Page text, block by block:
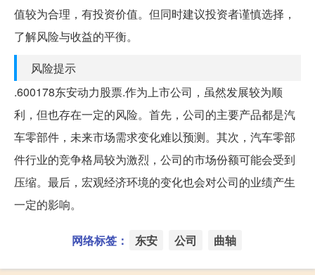
值较为合理，有投资价值。但同时建议投资者谨慎选择，
了解风险与收益的平衡。
风险提示
.600178东安动力股票.作为上市公司，虽然发展较为顺
利，但也存在一定的风险。首先，公司的主要产品都是汽
车零部件，未来市场需求变化难以预测。其次，汽车零部
件行业的竞争格局较为激烈，公司的市场份额可能会受到
压缩。最后，宏观经济环境的变化也会对公司的业绩产生
一定的影响。
网络标签： 东安 公司 曲轴